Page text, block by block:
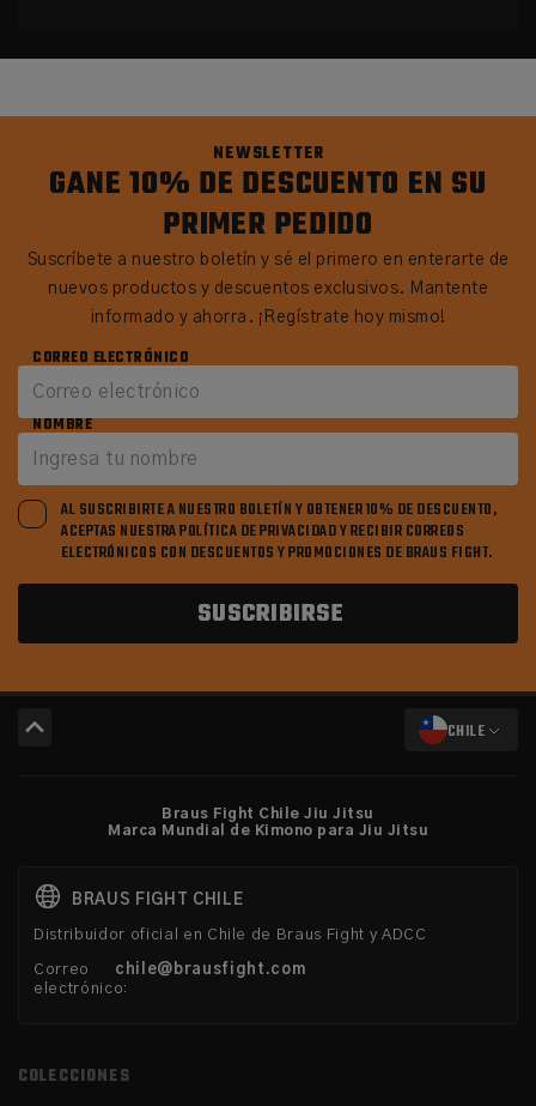
NEWSLETTER
GANE 10% DE DESCUENTO EN SU
PRIMER PEDIDO
Suscríbete a nuestro boletín y sé el primero en enterarte de
nuevos productos y descuentos exclusivos. Mantente
informado y ahorra. ¡Regístrate hoy mismo!
NOMBRE
CORREO ELECTRÓNICO
AL SUSCRIBIRTE A NUESTRO BOLETÍN Y OBTENER 10% DE DESCUENTO,
ACEPTAS NUESTRA POLÍTICA DE PRIVACIDAD Y RECIBIR CORREOS
ELECTRÓNICOS CON DESCUENTOS Y PROMOCIONES DE BRAUS FIGHT.
SUSCRIBIRSE
Braus Fight Chile Jiu Jitsu
Marca Mundial de Kimono para Jiu Jitsu
BRAUS FIGHT CHILE
Distribuidor oficial en Chile de Braus Fight y ADCC
Correo
electrónico:
chile@brausfight.com
CHILE
COLECCIONES